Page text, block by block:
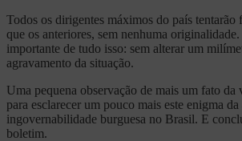
Todos os dirigentes máximos do país tentarão
que os anteriores, sem nenhuma
importante de tudo isso: sem alterar um
agravamento da situação.
Uma pequena observação de mais um fato da
para esclarecer um pouco mais este enigma da
ingovernabilidade burguesa no Brasil. E
boletim.